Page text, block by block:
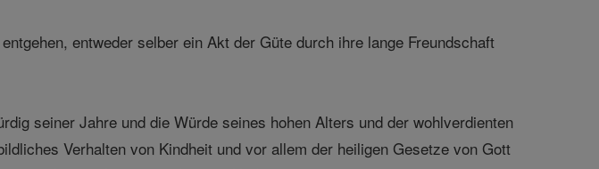
entweder selber ein Akt der Güte durch ihre lange Freundschaft
seiner Jahre und die Würde seines hohen Alters und der wohlverdienten
Verhalten von Kindheit und vor allem der heiligen Gesetze von Gott